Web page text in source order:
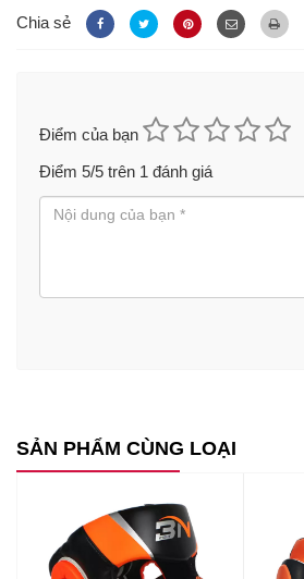
Chia sẻ
Điểm của bạn
Điểm 5/5 trên 1 đánh giá
SẢN PHẨM CÙNG LOẠI